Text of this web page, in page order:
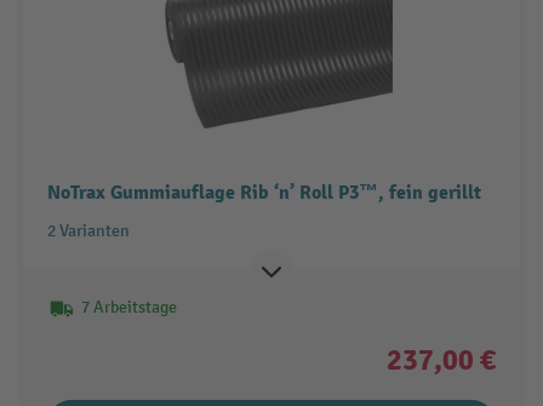
NoTrax Gummiauflage Rib ‘n’ Roll P3™, fein gerillt
2 Varianten
7 Arbeitstage
237,00 €